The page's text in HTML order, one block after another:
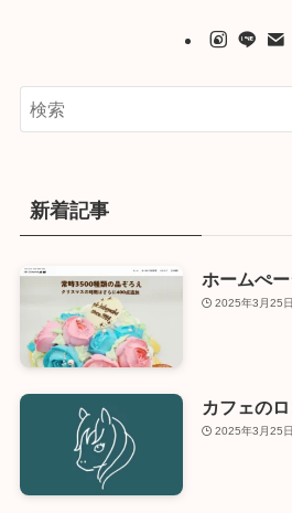
新着記事
ホームぺ
2025年3月25日
カフェの
2025年3月25日